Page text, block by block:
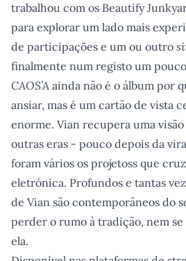
trabalhou com os Beautify
para explorar um lado mais
de participações e um ou outro
finalmente num registo um
CAOS’A ainda não é o álbum por
ansiar, mas é um cartão de vista
enorme. Vian recupera uma
outras eras - pouco depois da
foram vários os projetoss que
eletrónica. Profundos e tantas
de Vian são contemporâneos do
perder o rumo à tradição, nem
ela.